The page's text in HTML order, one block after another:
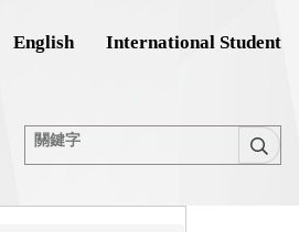
English International Student